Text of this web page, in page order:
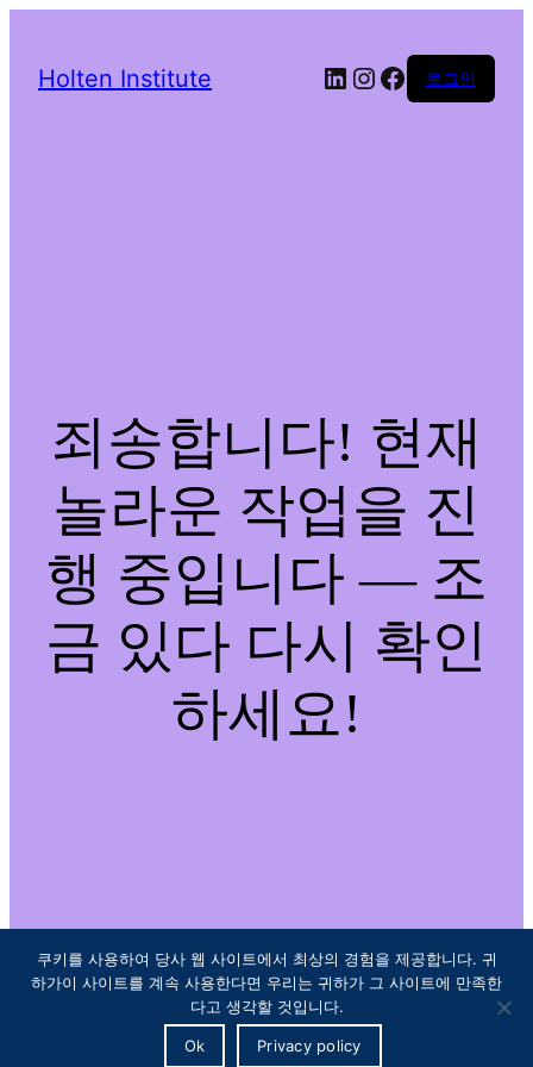
Holten Institute LinkedIn
Instagram
Facebook
로그인
죄송합니다! 현재
놀라운 작업을 진
행 중입니다 — 조
금 있다 다시 확인
하세요!
쿠키를 사용하여 당사 웹 사이트에서 최상의 경험을 제공합니다. 귀
하가이 사이트를 계속 사용한다면 우리는 귀하가 그 사이트에 만족한
다고 생각할 것입니다.
Ok Privacy policy